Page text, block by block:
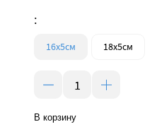
:
16х5см 18х5см
В корзину